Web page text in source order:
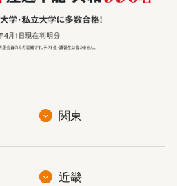
関東
近畿